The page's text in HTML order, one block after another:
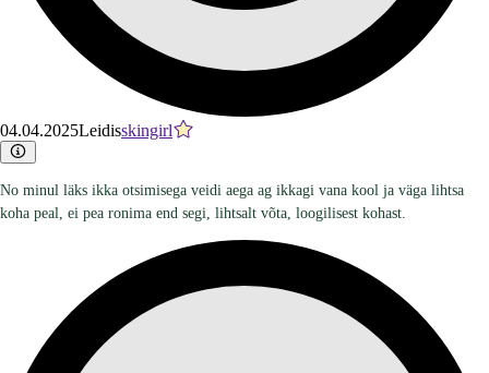
04.04.2025Leidisskingirl
No minul läks ikka otsimisega veidi aega ag ikkagi vana kool ja väga lihtsa
koha peal, ei pea ronima end segi, lihtsalt võta, loogilisest kohast.